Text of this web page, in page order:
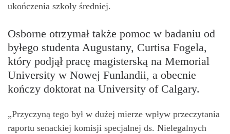
ukończenia szkoły średniej.
Osborne otrzymał także pomoc w badaniu od
byłego studenta Augustany, Curtisa Fogela,
który podjął pracę magisterską na Memorial
University w Nowej Funlandii, a obecnie
kończy doktorat na University of Calgary.
„Przyczyną tego był w dużej mierze wpływ przeczytania
raportu senackiej komisji specjalnej ds. Nielegalnych